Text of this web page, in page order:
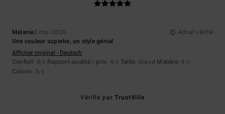
Melanie3 mai 2026
Achat vérifié
Une couleur superbe, un style génial
Afficher original - Deutsch
Confort: 4/5 Rapport qualité / prix: 4/5 Taille: Grand Matière: 4 /5
Coloris: 5/5
Vérifié parTrustVille